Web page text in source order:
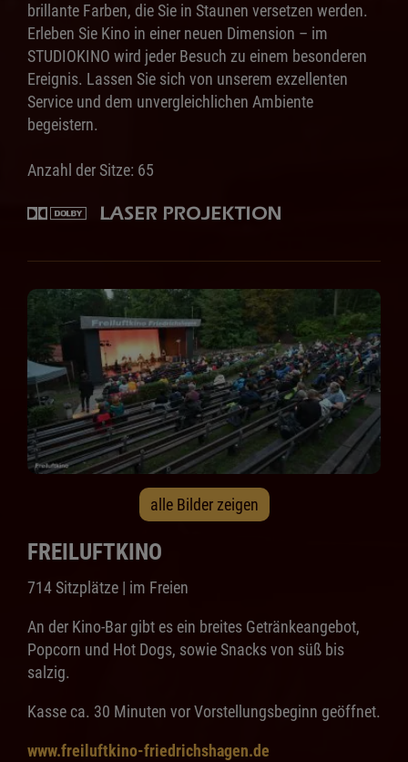
brillante Farben, die Sie in Staunen versetzen werden.
Erleben Sie Kino in einer neuen Dimension – im
STUDIOKINO wird jeder Besuch zu einem besonderen
Ereignis. Lassen Sie sich von unserem exzellenten
Service und dem unvergleichlichen Ambiente
begeistern.
Anzahl der Sitze: 65
alle Bilder zeigen
FREILUFTKINO
714 Sitzplätze | im Freien
An der Kino-Bar gibt es ein breites Getränkeangebot,
Popcorn und Hot Dogs, sowie Snacks von süß bis
salzig.
Kasse ca. 30 Minuten vor Vorstellungsbeginn geöffnet.
www.freiluftkino-friedrichshagen.de